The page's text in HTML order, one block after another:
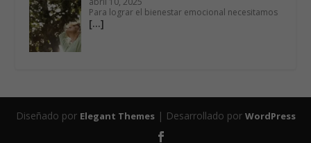
Para lograr el bienestar emocional necesitamos
[…]
Diseñado por Elegant Themes| Desarrollado por WordPress